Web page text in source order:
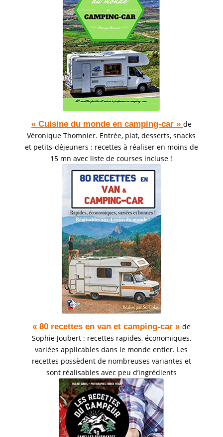
« Cuisine du monde en camping-car » de
Véronique Thomnier. Entrée, plat, desserts, snacks
et petits-déjeuners : recettes à réaliser en moins de
15 mn avec liste de courses incluse !
« 80 recettes en van et camping-car » de
Sophie Joubert : recettes rapides, économiques,
variées applicables dans le monde entier. Les
recettes possèdent de nombreuses variantes et
sont réalisables avec peu d’ingrédients